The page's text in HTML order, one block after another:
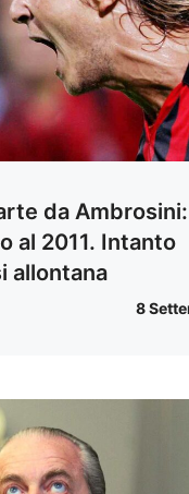
da Ambrosini:
al 2011. Intanto
allontana
8